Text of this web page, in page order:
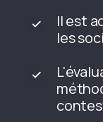
Il est
les